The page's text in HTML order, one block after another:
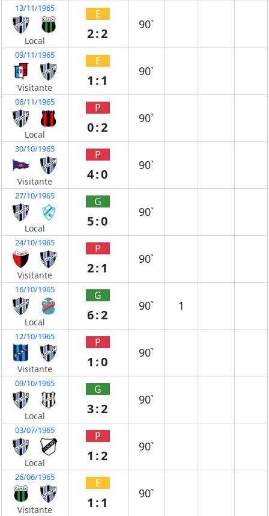
13/11/1965
Local
E
2:2
90`
09/11/1965
Visitante
E
1:1
90`
06/11/1965
Local
P
0:2
90`
30/10/1965
Visitante
P
4:0
90`
27/10/1965
Local
G
5:0
90`
24/10/1965
Visitante
P
2:1
90`
16/10/1965
Local
G
6:2
90` 1
12/10/1965
Visitante
P
1:0
90`
09/10/1965
Local
G
3:2
90`
03/07/1965
Local
P
1:2
90`
26/06/1965
Visitante
E
1:1
90`